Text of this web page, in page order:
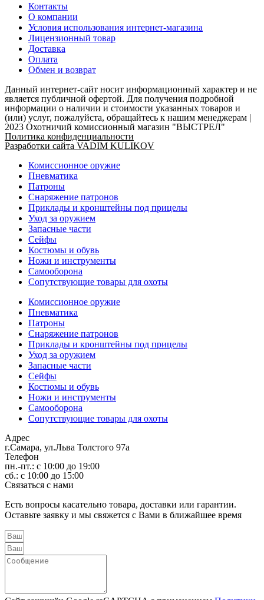
Контакты
О компании
Условия использования интернет-магазина
Лицензионный товар
Доставка
Оплата
Обмен и возврат
Данный интернет-сайт носит информационный характер и не
является публичной офертой. Для получения подробной
информации о наличии и стоимости указанных товаров и
(или) услуг, пожалуйста, обращайтесь к нашим менеджерам |
2023 Охотничий комиссионный магазин "ВЫСТРЕЛ"
Политика конфиденциальности
Разработки сайта VADIM KULIKOV
Комиссионное оружие
Пневматика
Патроны
Снаряжение патронов
Приклады и кронштейны под прицелы
Уход за оружием
Запасные части
Сейфы
Костюмы и обувь
Ножи и инструменты
Самооборона
Сопутствующие товары для охоты
Комиссионное оружие
Пневматика
Патроны
Снаряжение патронов
Приклады и кронштейны под прицелы
Уход за оружием
Запасные части
Сейфы
Костюмы и обувь
Ножи и инструменты
Самооборона
Сопутствующие товары для охоты
Адрес
г.Самара, ул.Льва Толстого 97а
Телефон
пн.-пт.: с 10:00 до 19:00
сб.: с 10:00 до 15:00
Связаться с нами
Есть вопросы касательно товара, доставки или гарантии.
Оставьте заявку и мы свяжется с Вами в ближайшее время